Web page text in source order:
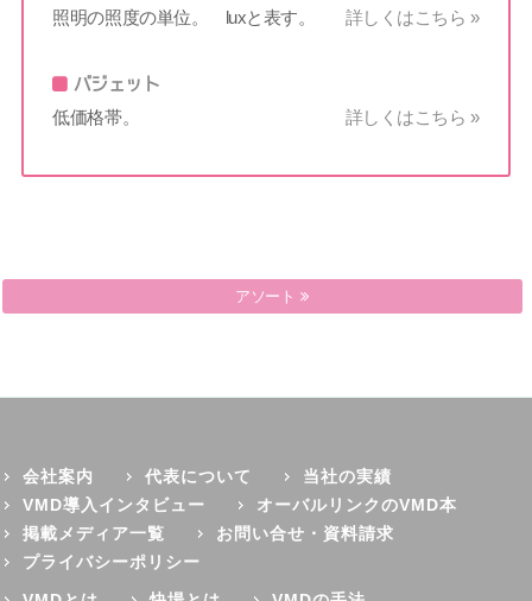
照明の照度の単位。 luxと表す。 詳しくはこちら »
バジェット
低価格帯。 詳しくはこちら »
アジャスター
アソート
会社案内 代表について
当社の実績
VMD導入インタビュー
オーバルリンクのVMD本
掲載メディア一覧
お問い合せ・資料請求
プライバシーポリシー